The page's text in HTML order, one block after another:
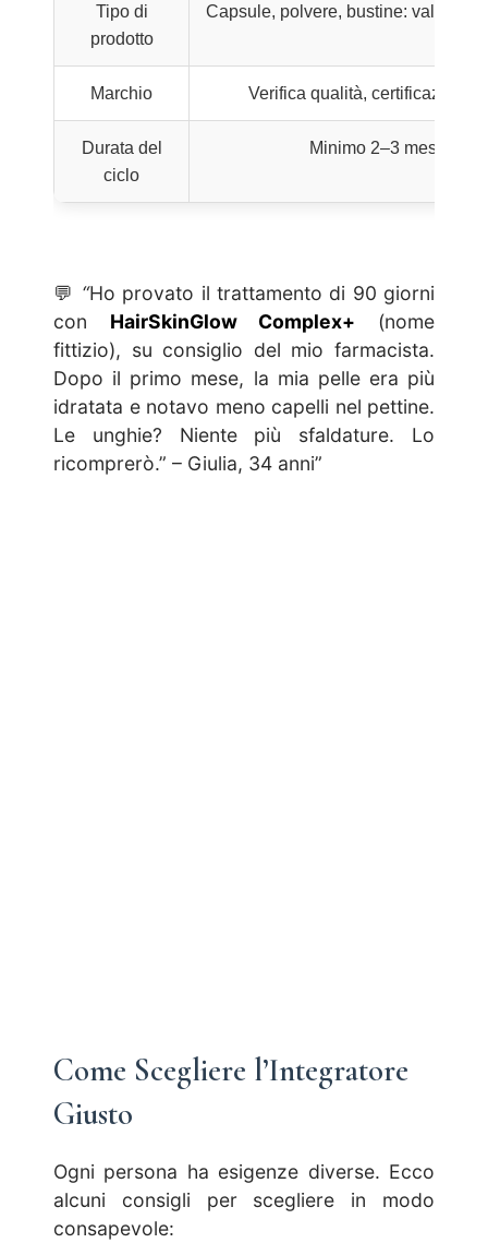
Tipo di
prodotto
Capsule, polvere, bustine: valuta la
Marchio Verifica qualità, certificazioni
Durata del
ciclo
Minimo 2–3 mesi per
💬 “Ho provato il trattamento di 90 giorni
con HairSkinGlow Complex+ (nome
fittizio), su consiglio del mio farmacista.
Dopo il primo mese, la mia pelle era più
idratata e notavo meno capelli nel pettine.
Le unghie? Niente più sfaldature. Lo
ricomprerò.” – Giulia, 34 anni”
Come Scegliere l’Integratore
Giusto
Ogni persona ha esigenze diverse. Ecco
alcuni consigli per scegliere in modo
consapevole: